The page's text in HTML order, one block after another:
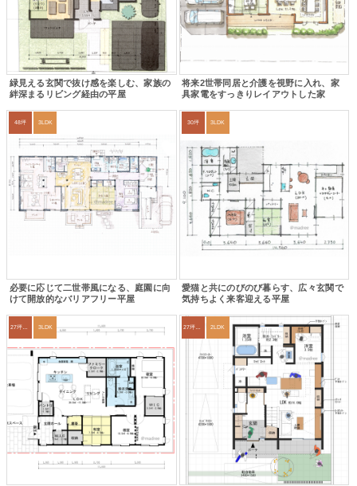
緑見える玄関で抜け感を楽しむ、家族の
絆深まるリビング経由の平屋
将来2世帯同居と介護を視野に入れ、家
具家電をすっきりレイアウトした家
48坪 3LDK
必要に応じて二世帯風になる、庭園に向
けて開放的なバリアフリー平屋
30坪 3LDK
愛猫と共にのびのび暮らす、広々玄関で
気持ちよく来客迎える平屋
3LDK 27坪〜30坪 2LDK